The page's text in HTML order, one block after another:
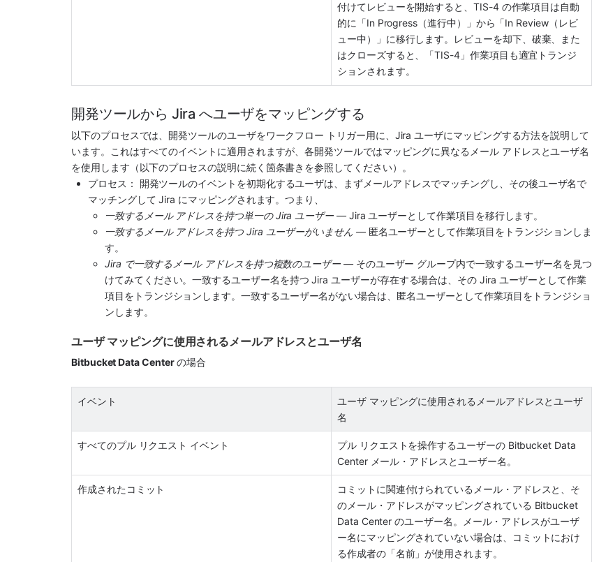
付けてレビューを開始すると、TIS-4 の作業項目は自動
的に「In Progress（進行中）」から「In Review（レビ
ュー中）」に移行します。レビューを却下、破棄、また
はクローズすると、「TIS-4」作業項目も適宜トランジ
ションされます。
開発ツールから Jira へユーザをマッピングする
以下のプロセスでは、開発ツールのユーザをワークフロー トリガー用に、Jira ユーザにマッピングする方法を説明して
います。これはすべてのイベントに適用されますが、各開発ツールではマッピングに異なるメール アドレスとユーザ名
を使用します（以下のプロセスの説明に続く箇条書きを参照してください）。
プロセス： 開発ツールのイベントを初期化するユーザは、まずメールアドレスでマッチングし、その後ユーザ名で
マッチングして Jira にマッピングされます。つまり、
一致するメール アドレスを持つ単一の Jira ユーザー — Jira ユーザーとして作業項目を移行します。
一致するメール アドレスを持つ Jira ユーザーがいません — 匿名ユーザーとして作業項目をトランジションしま
す。
Jira で一致するメール アドレスを持つ複数のユーザー — そのユーザー グループ内で一致するユーザー名を見つ
けてみてください。一致するユーザー名を持つ Jira ユーザーが存在する場合は、その Jira ユーザーとして作業
項目をトランジションします。一致するユーザー名がない場合は、匿名ユーザーとして作業項目をトランジショ
ンします。
ユーザ マッピングに使用されるメールアドレスとユーザ名
Bitbucket Data Center の場合
イベント
ユーザ マッピングに使用されるメールアドレスとユーザ
名
すべてのプル リクエスト イベント
プル リクエストを操作するユーザーの Bitbucket Data
Center メール・アドレスとユーザー名。
作成されたコミット
コミットに関連付けられているメール・アドレスと、そ
のメール・アドレスがマッピングされている Bitbucket
Data Center のユーザー名。メール・アドレスがユーザ
ー名にマッピングされていない場合は、コミットにおけ
る作成者の「名前」が使用されます。